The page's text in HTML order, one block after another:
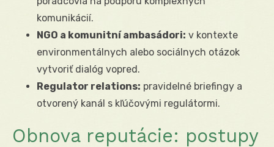
komunikácií.
NGO a komunitní ambasádori: v kontexte
environmentálnych alebo sociálnych otázok
vytvoriť dialóg vopred.
Regulator relations: pravidelné briefingy a
otvorený kanál s kľúčovými regulátormi.
Obnova reputácie: postupy